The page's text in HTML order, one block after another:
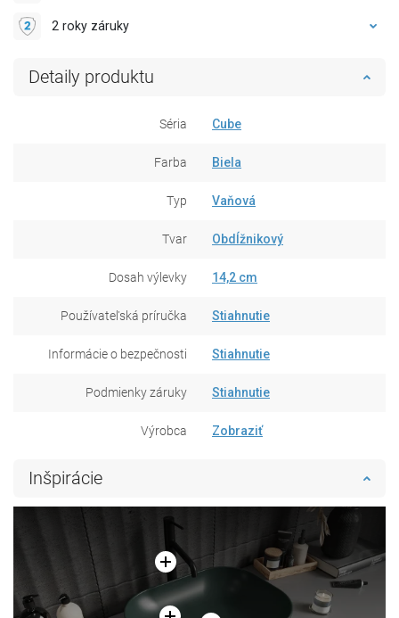
2 roky záruky
Detaily produktu
Séria Cube
Farba Biela
Typ Vaňová
Tvar Obdĺžnikový
Dosah výlevky 14,2 cm
Používateľská príručka Stiahnutie
Informácie o bezpečnosti Stiahnutie
Podmienky záruky Stiahnutie
Výrobca Zobraziť
Inšpirácie